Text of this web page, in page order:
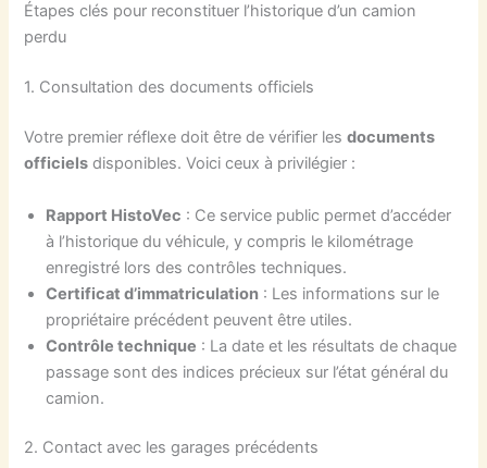
Étapes clés pour reconstituer l’historique d’un camion
perdu
1. Consultation des documents officiels
Votre premier réflexe doit être de vérifier lesdocuments
officiels disponibles. Voici ceux à privilégier :
Rapport HistoVec : Ce service public permet d’accéder
à l’historique du véhicule, y compris le kilométrage
enregistré lors des contrôles techniques.
Certificat d’immatriculation : Les informations sur le
propriétaire précédent peuvent être utiles.
Contrôle technique : La date et les résultats de chaque
passage sont des indices précieux sur l’état général du
camion.
2. Contact avec les garages précédents